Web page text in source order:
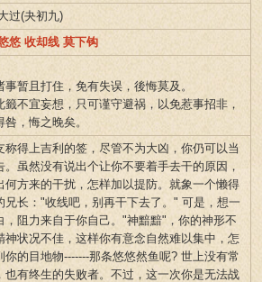
过(夬初九)
悠 收却线 莫下钩
事暂且打住，免有失误，後悔莫及。
籤不宜妄想，只可谨守避祸，以免惹事招非，
，悔之晚矣。
称得上吉利的签，尽管不为大凶，你仍可以当
。虽然没有说出个让你不要着手去干的原因，
何方来的干扰，怎样加以提防。就象一个懒得
兄长："收线吧，别再干下去了。" 可是，想一
，阻力来自于你自己。"神黯黯"，你的神形不
神状况不佳，这样你有意念自然难以集中，怎
你的目地物-------那条悠悠然鱼呢? 世上没有常
也有终生的失败者。不过，这一次你是无法战